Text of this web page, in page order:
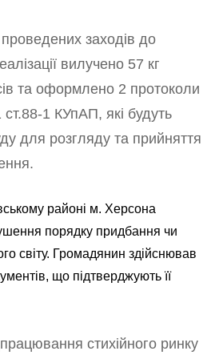
заходів до
вилучено 57 кг
та оформлено 2 протоколи
ст.88-1 КУпАП, які будуть
для розгляду та прийняття
районі м. Херсона
порядку придбання чи
світу. Громадянин здійснював
що підтверджують її
стихійного ринку